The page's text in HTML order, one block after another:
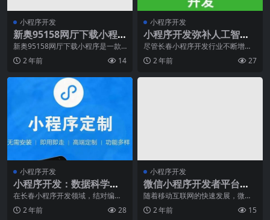
小程序开发
新奥95158网厅下载小程
序
新奥95158网厅下载小程序是一款
为客户提供快捷、便利和全面服务
的应用程序。随着
2 年前 14
小程序开发
小程序开发弥补人工智能
时代网络安全人才缺口
尽管长春小程序开发行业不断增
长，但网络安全人才缺口依然存
在，约有350万个职位空
2 年前 27
小程序开发
小程序开发：数据科学是
时候拥抱结对编程了
在长春小程序开发领域，结对编程
长期以来一直是提高代码质量的主
要方法。但如果我们告
2 年前 28
小程序开发
微信小程序开发者平台提
供哪些功能？
随着移动互联网的快速发展，微信
小程序成为了许多企业和开发者的
首要推荐。微信小程序
2 年前 15